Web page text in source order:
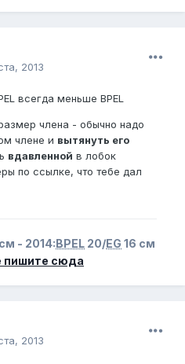
2013
всегда меньше BPEL
члена - обычно надо
члене и вытянуть его
вдавленной в лобок
по ссылке, что тебе дал
- 2014:BPEL 20/EG 16 см
пишите сюда
2013